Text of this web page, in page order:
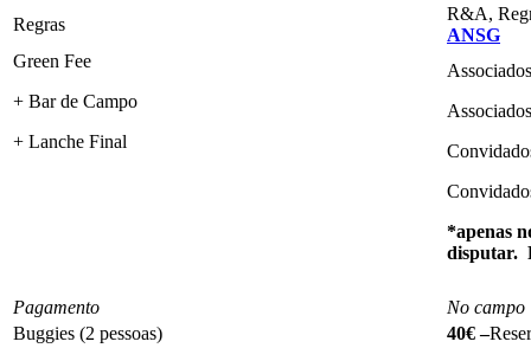
Regras
R&A,
ANSG
Green Fee
+ Bar de Campo
+ Lanche Final
*apenas
disputar.
Pagamento
No campo
Buggies (2 pessoas)
40€ –